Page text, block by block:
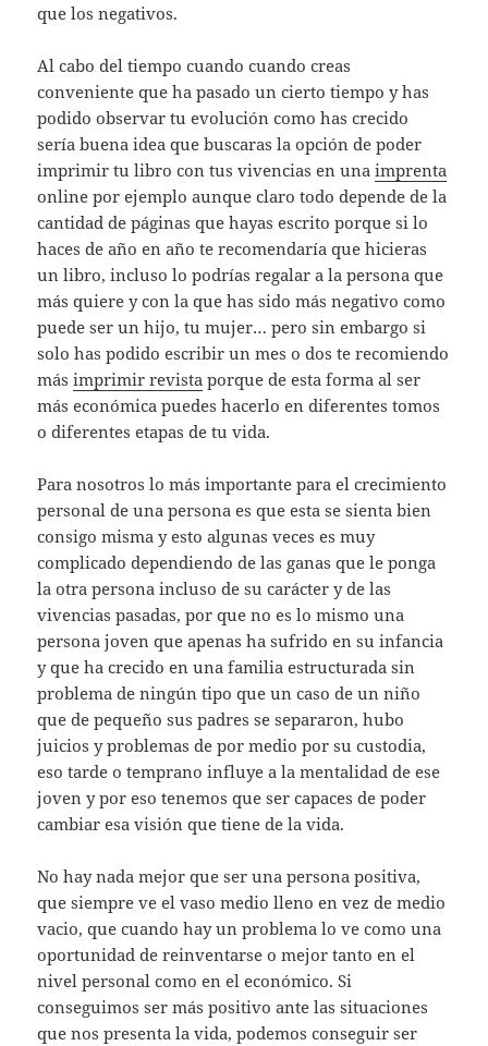
que los negativos.
Al cabo del tiempo cuando cuando creas
conveniente que ha pasado un cierto tiempo y has
podido observar tu evolución como has crecido
sería buena idea que buscaras la opción de poder
imprimir tu libro con tus vivencias en unaimprenta
online por ejemplo aunque claro todo depende de la
cantidad de páginas que hayas escrito porque si lo
haces de año en año te recomendaría que hicieras
un libro, incluso lo podrías regalar a la persona que
más quiere y con la que has sido más negativo como
puede ser un hijo, tu mujer… pero sin embargo si
solo has podido escribir un mes o dos te recomiendo
másimprimir revista porque de esta forma al ser
más económica puedes hacerlo en diferentes tomos
o diferentes etapas de tu vida.
Para nosotros lo más importante para el crecimiento
personal de una persona es que esta se sienta bien
consigo misma y esto algunas veces es muy
complicado dependiendo de las ganas que le ponga
la otra persona incluso de su carácter y de las
vivencias pasadas, por que no es lo mismo una
persona joven que apenas ha sufrido en su infancia
y que ha crecido en una familia estructurada sin
problema de ningún tipo que un caso de un niño
que de pequeño sus padres se separaron, hubo
juicios y problemas de por medio por su custodia,
eso tarde o temprano influye a la mentalidad de ese
joven y por eso tenemos que ser capaces de poder
cambiar esa visión que tiene de la vida.
No hay nada mejor que ser una persona positiva,
que siempre ve el vaso medio lleno en vez de medio
vacio, que cuando hay un problema lo ve como una
oportunidad de reinventarse o mejor tanto en el
nivel personal como en el económico. Si
conseguimos ser más positivo ante las situaciones
que nos presenta la vida, podemos conseguir ser